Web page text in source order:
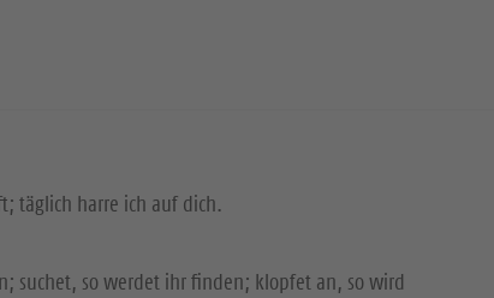
täglich harre ich auf dich.
suchet, so werdet ihr finden; klopfet an, so wird